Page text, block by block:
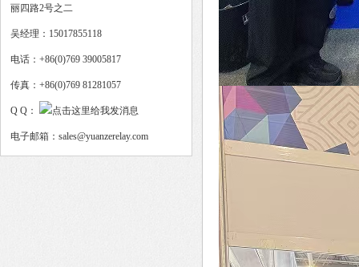
丽四路2号之二
吴经理：15017855118
电话：+86(0)769 39005817
传真：+86(0)769 81281057
Q Q：
电子邮箱：sales@yuanzerelay.com